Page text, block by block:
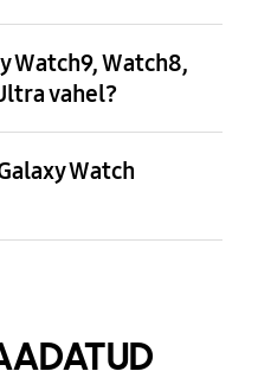
Watch9, Watch8,
vahel?
Watch